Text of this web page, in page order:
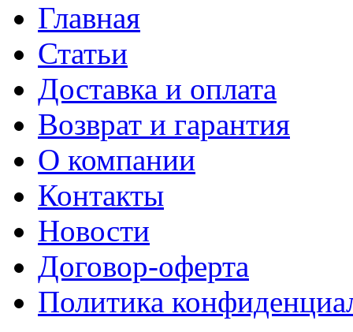
Главная
Статьи
Доставка и оплата
Возврат и гарантия
О компании
Контакты
Новости
Договор-оферта
Политика